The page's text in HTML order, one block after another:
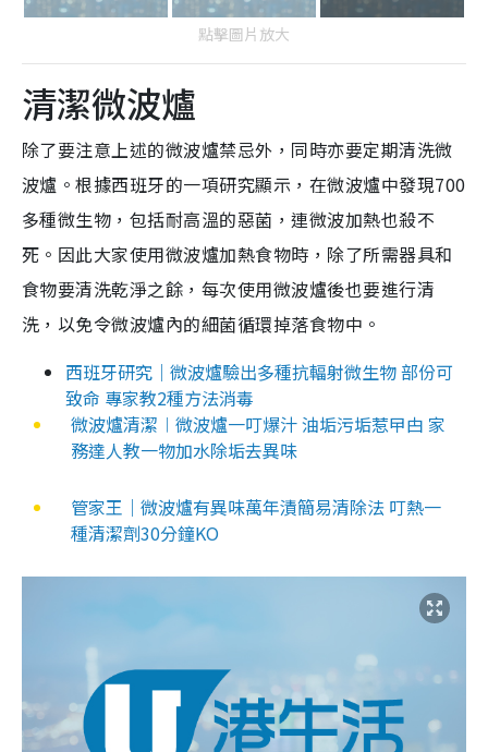
點擊圖片放大
清潔微波爐
除了要注意上述的微波爐禁忌外，同時亦要定期清洗微
波爐。根據西班牙的一項研究顯示，在微波爐中發現700
多種微生物，包括耐高溫的惡菌，連微波加熱也殺不
死。因此大家使用微波爐加熱食物時，除了所需器具和
食物要清洗乾淨之餘，每次使用微波爐後也要進行清
洗，以免令微波爐內的細菌循環掉落食物中。
西班牙研究｜微波爐驗出多種抗輻射微生物 部份可
致命 專家教2種方法消毒
微波爐清潔︱微波爐一叮爆汁 油垢污垢惹曱甴 家
務達人教一物加水除垢去異味
管家王｜微波爐有異味萬年漬簡易清除法 叮熱一
種清潔劑30分鐘KO